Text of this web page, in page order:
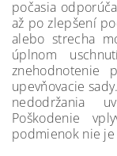
počasia
až po zlepšení
alebo strecha
úplnom
znehodnotenie
upevňovacie
nedodržania
Poškodenie
podmienok nie